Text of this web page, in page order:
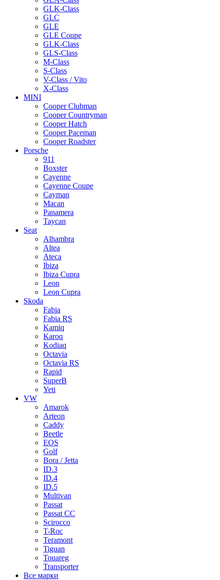
GLK-Class
GLC
GLE
GLE Coupe
GLK-Class
GLS-Class
M-Class
S-Class
V-Class / Vito
X-Class
MINI
Cooper Clubman
Cooper Countryman
Cooper Hatch
Cooper Paceman
Cooper Roadster
Porsche
911
Boxster
Cayenne
Cayenne Coupe
Cayman
Macan
Panamera
Taycan
Seat
Alhambra
Altea
Ateca
Ibiza
Ibiza Cupra
Leon
Leon Cupra
Skoda
Fabia
Fabia RS
Kamiq
Karoq
Kodiaq
Octavia
Octavia RS
Rapid
SuperB
Yeti
VW
Amarok
Arteon
Caddy
Beetle
EOS
Golf
Bora / Jetta
ID.3
ID.4
ID.5
Multivan
Passat
Passat CC
Scirocco
T-Roc
Teramont
Tiguan
Touareg
Transporter
Все марки